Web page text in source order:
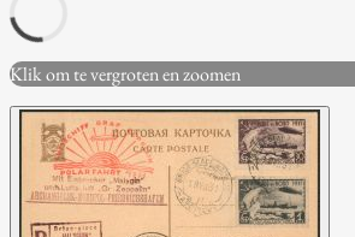
Klik om te vergroten en zoomen